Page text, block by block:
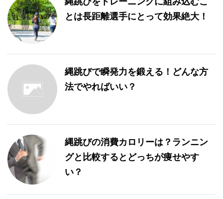
とは長距離選手にとって効果絶大！
縄跳びで瞬発力を鍛える！どんな方
法でやればいい？
縄跳びの消費カロリーは？ランニン
グと比較するとどっちが痩せやす
い？